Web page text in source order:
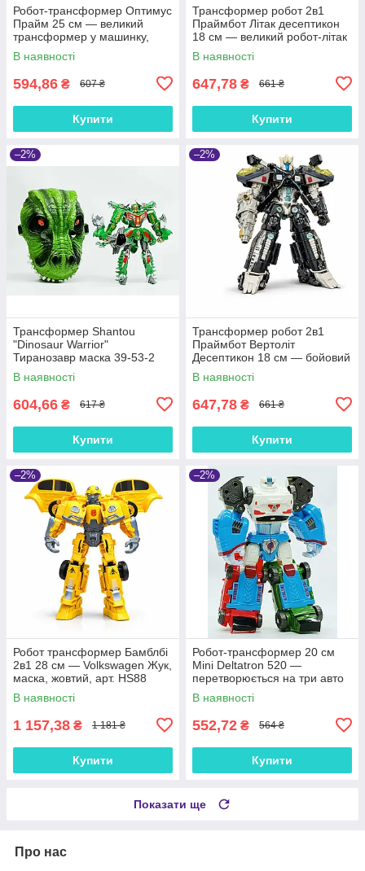
Робот-трансформер Оптимус
Прайм 25 см — великий
трансформер у машинку,
іграшка для хлопчика, синій,
від 3 років
В наявності
594,86 ₴ 607 ₴
Купити
Трансформер робот 2в1
Праймбот Літак десептикон
18 см — великий робот-літак
для дітей, арт. 8112
В наявності
647,78 ₴ 661 ₴
Купити
–2%
Трансформер Shantou
"Dinosaur Warrior"
Тиранозавр маска 39-53-2
В наявності
604,66 ₴ 617 ₴
Купити
–2%
Трансформер робот 2в1
Праймбот Вертоліт
Десептикон 18 см — бойовий
гелікоптер, іграшка для дітей,
арт. 8111
В наявності
647,78 ₴ 661 ₴
Купити
–2%
Робот трансформер Бамблбі
2в1 28 см — Volkswagen Жук,
маска, жовтий, арт. HS88
В наявності
1 157,38 ₴ 1 181 ₴
Купити
–2%
Робот-трансформер 20 см
Mini Deltatron 520 —
перетворюється на три авто
В наявності
552,72 ₴ 564 ₴
Купити
Показати ще
Про нас